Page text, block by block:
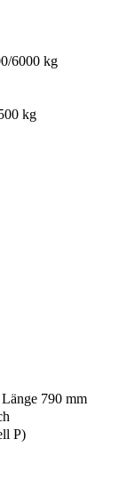
6000 kg
kg
790 mm
P)